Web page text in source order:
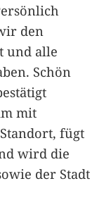
den
und alle
Schön
mit
fügt
wird die
der Stadt